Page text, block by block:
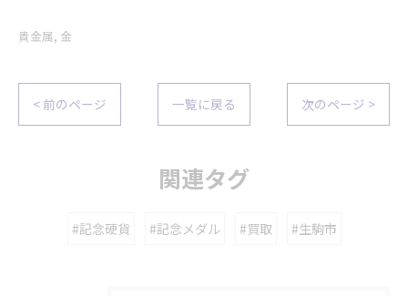
貴金属 金
< 前のページ 一覧に戻る 次のページ >
関連タグ
#記念硬貨 #記念メダル #買取 #生駒市